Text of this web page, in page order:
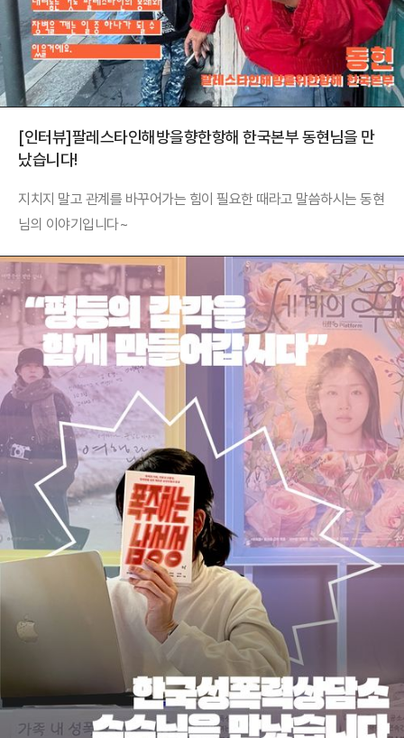
[인터뷰]팔레스타인해방을향한항해 한국본부 동현님을 만
났습니다!
지치지 말고 관계를 바꾸어가는 힘이 필요한 때라고 말씀하시는 동현
님의 이야기입니다~